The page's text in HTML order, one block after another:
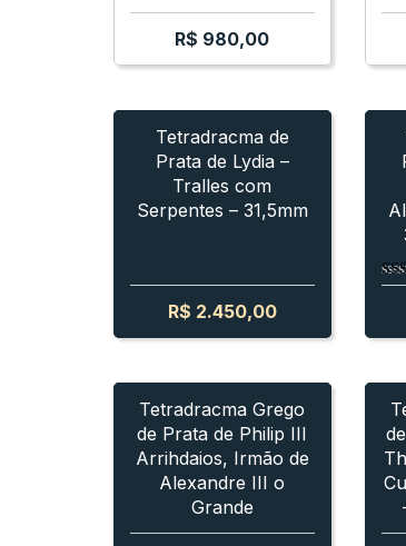
R$ 980,00
Tetradracma de
Prata de Lydia –
Tralles com
Serpentes – 31,5mm
R$ 2.450,00
Tetradracma Grego
de Prata de Philip III
Arrihdaios, Irmão de
Alexandre III o
Grande